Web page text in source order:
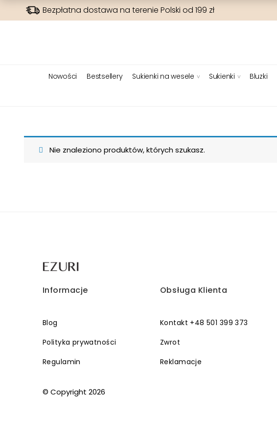
Bezpłatna dostawa na terenie Polski od 199 zł
Nowości Bestsellery Sukienki na wesele Sukienki Bluzki
Nie znaleziono produktów, których szukasz.
Informacje
Blog
Polityka prywatności
Regulamin
Obsługa Klienta
Kontakt +48 501 399 373
Zwrot
Reklamacje
© Copyright 2026